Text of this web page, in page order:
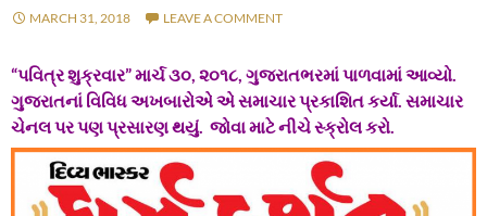
MARCH 31, 2018 LEAVE A COMMENT
“પવિત્ર શુક્રવાર” માર્ચ ૩૦, ૨૦૧૮, ગુજરાતભરમાં પાળવામાં આવ્યો.
ગુજરાતનાં વિવિધ અખબારોએ એ સમાચાર પ્રકાશિત કર્યા. સમાચાર
ચેનલ પર પણ પ્રસારણ થયું. જોવા માટે નીચે સ્ક્રોલ કરો.